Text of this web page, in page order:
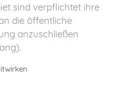
sind verpflichtet ihre
die öffentliche
anzuschließen